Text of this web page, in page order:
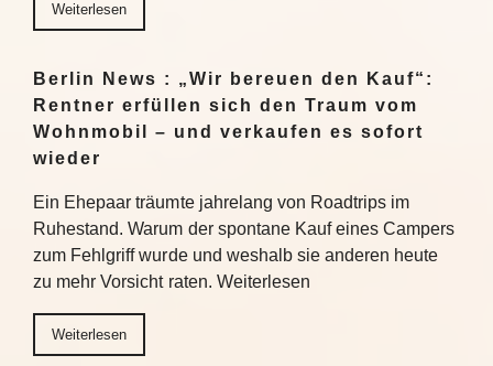
Weiterlesen
Berlin News : „Wir bereuen den Kauf“:
Rentner erfüllen sich den Traum vom
Wohnmobil – und verkaufen es sofort
wieder
Ein Ehepaar träumte jahrelang von Roadtrips im
Ruhestand. Warum der spontane Kauf eines Campers
zum Fehlgriff wurde und weshalb sie anderen heute
zu mehr Vorsicht raten. Weiterlesen
Weiterlesen